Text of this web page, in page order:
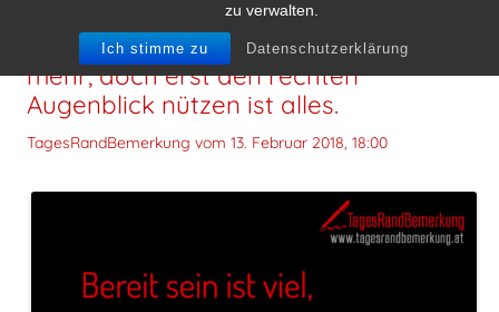
zu verwalten.
Ich stimme zu Datenschutzerklärung
Bereit sein ist viel, warten können ist
mehr, doch erst den rechten
Augenblick nützen ist alles.
TagesRandBemerkung vom 13. Februar 2018, 18:00